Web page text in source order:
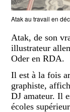
Atak au travail en
Atak, de son
illustrateur
Oder en RDA.
Il est à la fois
graphiste,
DJ amateur. Il
écoles